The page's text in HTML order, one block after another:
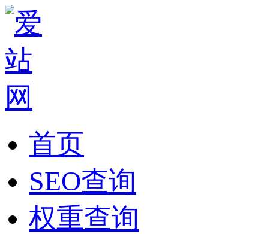
首页
SEO查询
权重查询